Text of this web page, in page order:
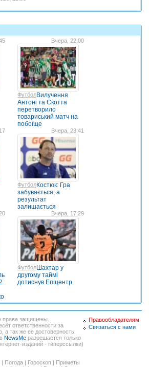
Вчера, 22:00
ФутболВилучення
Антоні та Скотта
перетворило
товариський матч на
побоїще
Вчера, 23:41
ФутболКостюк: Гра
забувається, а
результат
залишається
Вчера, 17:29
ФутболШахтар у
другому таймі
дотиснув Епіцентр
права защищены.
ответственности за
так же ее достоверность.
NewsMe разрешается только
изданий - гиперссылки)
| Погода | Гороскоп | Приметы
Правообладателям
Связаться с нами